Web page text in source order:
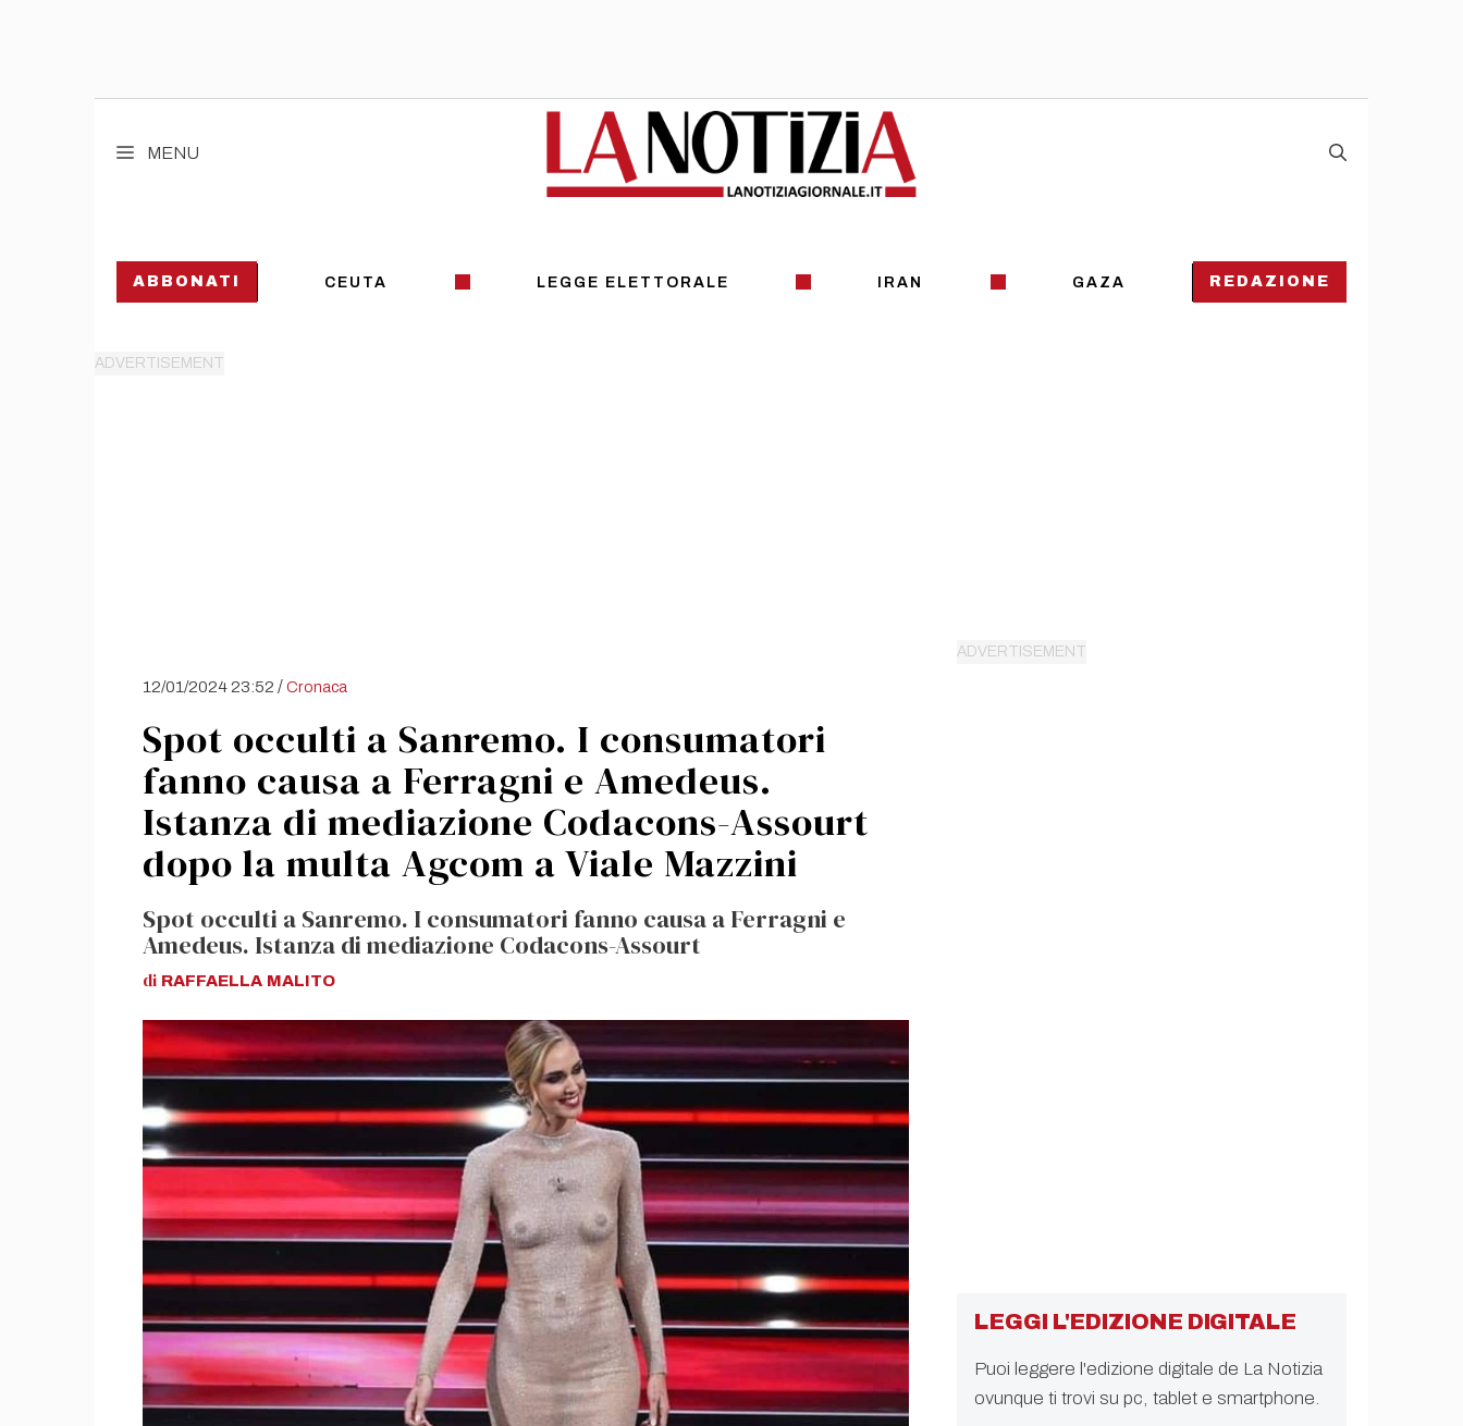
MENU
ABBONATI CEUTA LEGGE ELETTORALE IRAN GAZA REDAZIONE
12/01/2024 23:52 /Cronaca
Spot occulti a Sanremo. I consumatori
fanno causa a Ferragni e Amedeus.
Istanza di mediazione Codacons-Assourt
dopo la multa Agcom a Viale Mazzini
Spot occulti a Sanremo. I consumatori fanno causa a Ferragni e
Amedeus. Istanza di mediazione Codacons-Assourt
di RAFFAELLA MALITO
LEGGI L'EDIZIONE DIGITALE
Puoi leggere l'edizione digitale de La Notizia
ovunque ti trovi su pc, tablet e smartphone.